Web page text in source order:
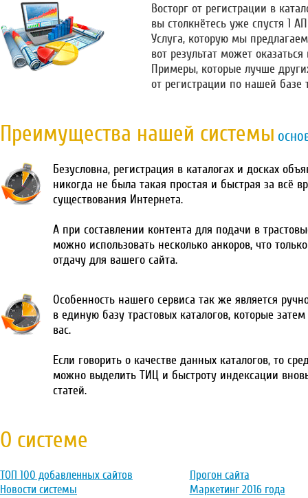
Восторг от регистрации в
вы столкнётесь уже спустя 1
Услуга, которую мы
вот результат может
Примеры, которые лучше
от регистрации по нашей базе
Преимущества нашей системы
Безусловна, регистрация в каталогах и досках
никогда не была такая простая и быстрая за всё
существования Интернета.
А при составлении контента для подачи в
можно использовать несколько анкоров, что
отдачу для вашего сайта.
Особенность нашего сервиса так же является
в единую базу трастовых каталогов, которые
вас.
Если говорить о качестве данных каталогов, то
можно выделить ТИЦ и быстроту индексации
статей.
О системе
ТОП 100 добавленных сайтов
Новости системы
Прогон сайта
Маркетинг 2016 года